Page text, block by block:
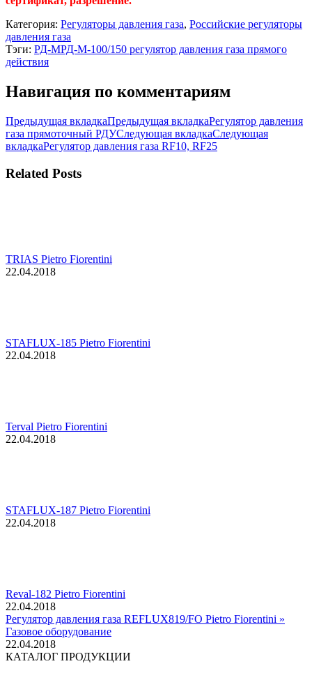
Категория: Регуляторы давления газа, Российские регуляторы
давления газа
Тэги: РД-МРД-М-100/150 регулятор давления газа прямого
действия
Навигация по комментариям
Предыдущая вкладкаПредыдущая вкладкаРегулятор давления
газа прямоточный РДУСледующая вкладкаСледующая
вкладкаРегулятор давления газа RF10, RF25
Related Posts
TRIAS Pietro Fiorentini
22.04.2018
STAFLUX-185 Pietro Fiorentini
22.04.2018
Terval Pietro Fiorentini
22.04.2018
STAFLUX-187 Pietro Fiorentini
22.04.2018
Reval-182 Pietro Fiorentini
22.04.2018
Регулятор давления газа REFLUX819/FO Pietro Fiorentini »
Газовое оборудование
22.04.2018
КАТАЛОГ ПРОДУКЦИИ